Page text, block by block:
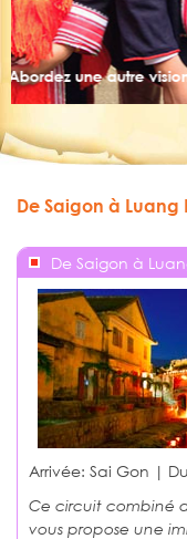
De Saigon à Luang
De Saigon à
Arrivée: Sai Gon |
Ce circuit combiné
vous propose une